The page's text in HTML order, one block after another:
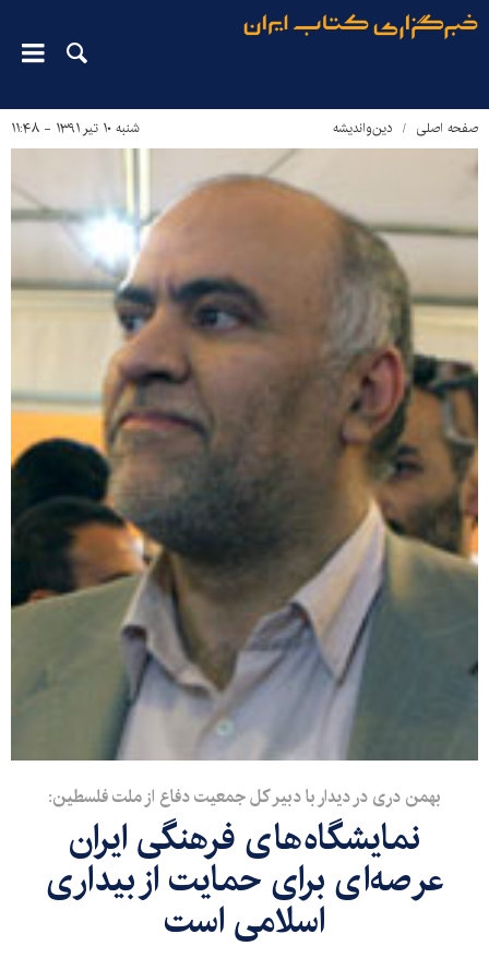
صفحه اصلی دین‌واندیشه شنبه ۱۰ تیر ۱۳۹۱ - ۱۱:۴۸
بهمن دری در دیدار با دبیر کل جمعیت دفاع از ملت فلسطین:
نمایشگاه‌های فرهنگی ایران
عرصه‌ای برای حمایت از بیداری
اسلامی است